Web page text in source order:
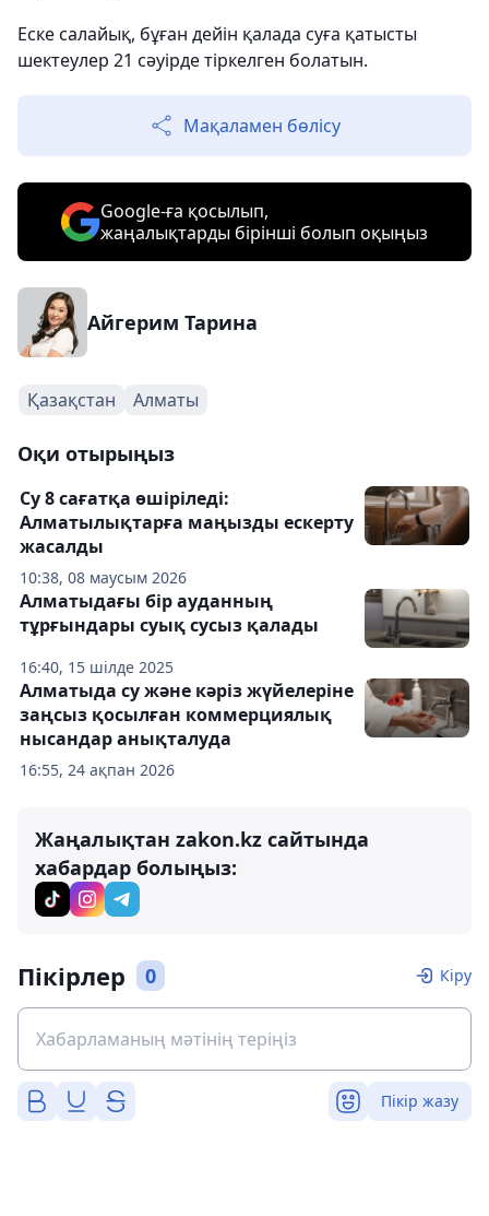
Еске салайық, бұған дейін қалада суға қатысты
шектеулер 21 сәуірде тіркелген болатын.
Мақаламен бөлісу
Google-ға қосылып,
жаңалықтарды бірінші болып оқыңыз
Айгерим Тарина
Қазақстан Алматы
Оқи отырыңыз
10:38, 08 маусым 2026
Су 8 сағатқа өшіріледі:
Алматылықтарға маңызды ескерту
жасалды
16:40, 15 шілде 2025
Алматыдағы бір ауданның
тұрғындары суық сусыз қалады
16:55, 24 ақпан 2026
Алматыда су және кәріз жүйелеріне
заңсыз қосылған коммерциялық
нысандар анықталуда
Жаңалықтан zakon.kz сайтында
хабардар болыңыз:
Пікірлер 0 Кіру
Пікір жазу